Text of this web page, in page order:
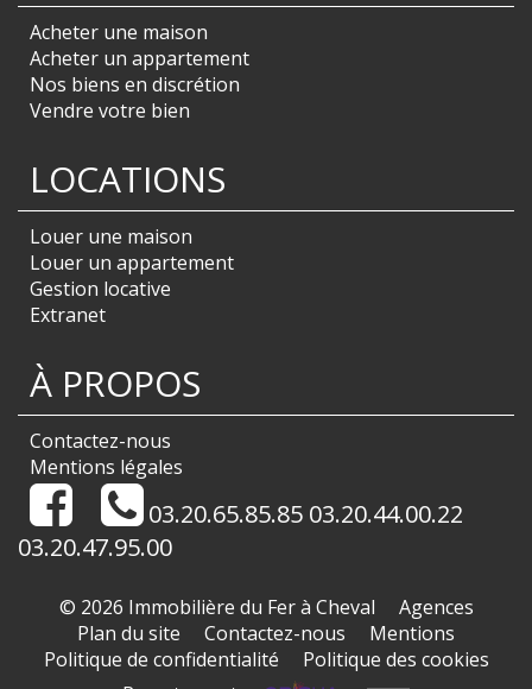
Acheter une maison
Acheter un appartement
Nos biens en discrétion
Vendre votre bien
LOCATIONS
Louer une maison
Louer un appartement
Gestion locative
Extranet
À PROPOS
Contactez-nous
Mentions légales
03.20.65.85.85 03.20.44.00.22
03.20.47.95.00
© 2026 Immobilière du Fer à Cheval
Agences
Plan du site
Contactez-nous
Mentions
Politique de confidentialité
Politique des cookies